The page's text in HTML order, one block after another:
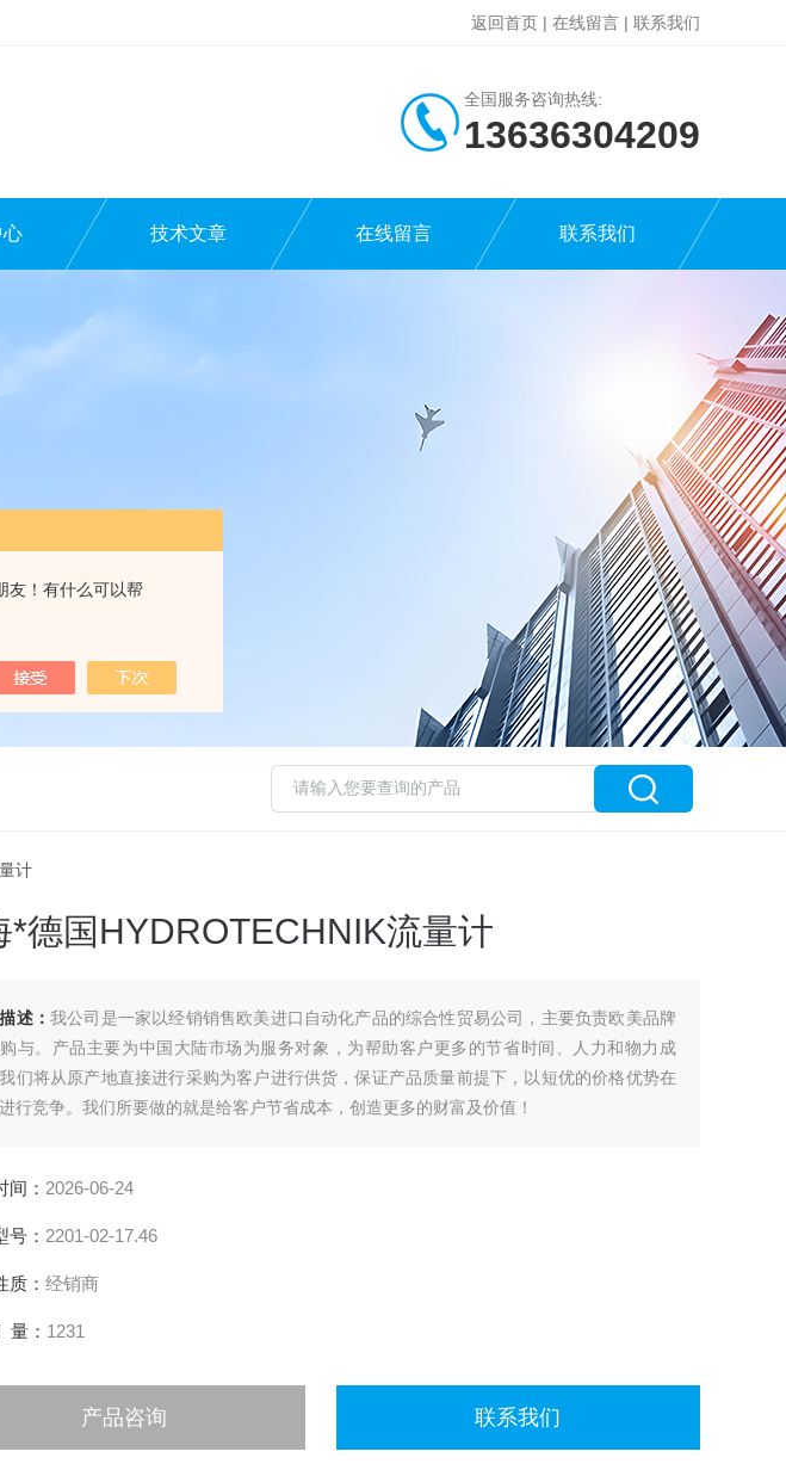
友！有什么可以帮
返回首页 | 在线留言 | 联系我们
全国服务咨询热线:
13636304209
心 技术文章 在线留言 联系我们
计
*德国HYDROTECHNIK流量计
述： 我公司是一家以经销销售欧美进口自动化产品的综合性贸易公司，主要负责欧美品牌
与。产品主要为中国大陆市场为服务对象，为帮助客户更多的节省时间、人力和物力成
们将从原产地直接进行采购为客户进行供货，保证产品质量前提下，以短优的价格优势在
行竞争。我们所要做的就是给客户节省成本，创造更多的财富及价值！
间： 2026-06-24
号： 2201-02-17.46
质： 经销商
： 1231
产品咨询 联系我们